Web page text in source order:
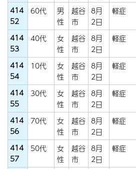
414
52
60代
男
性
越谷
市
8月
2日
軽症
414
53
40代
女
性
越谷
市
8月
2日
軽症
414
54
10代
女
性
越谷
市
8月
2日
軽症
414
55
30代
女
性
越谷
市
8月
2日
軽症
414
56
70代
女
性
越谷
市
8月
2日
軽症
414
57
50代
女
性
越谷
市
8月
2日
軽症